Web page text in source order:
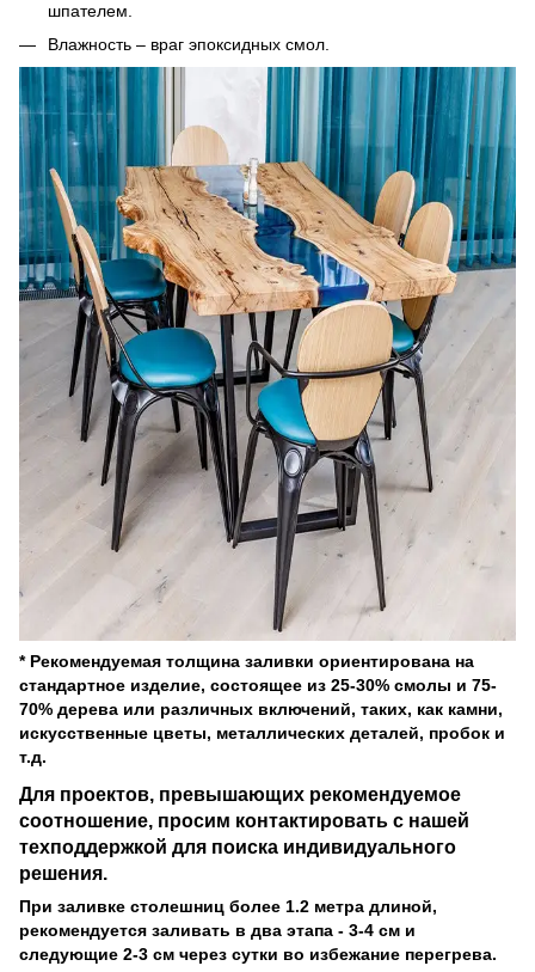
шпателем.
Влажность – враг эпоксидных смол.
* Рекомендуемая толщина заливки ориентирована на
стандартное изделие, состоящее из 25-30% смолы и 75-
70% дерева или различных включений, таких, как камни,
искусственные цветы, металлических деталей, пробок и
т.д.
Для проектов, превышающих рекомендуемое
соотношение, просим контактировать с нашей
техподдержкой для поиска индивидуального
решения.
При заливке столешниц более 1.2 метра длиной,
рекомендуется заливать в два этапа - 3-4 см и
следующие 2-3 см через сутки во избежание перегрева.